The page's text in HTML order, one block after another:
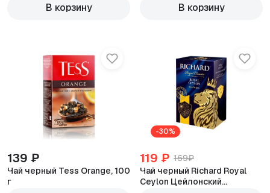
В корзину В корзину
139 ₽
Чай черный Tess Orange, 100
г
-30%
119 ₽ 169₽
Чай черный Richard Royal
Ceylon Цейлонский